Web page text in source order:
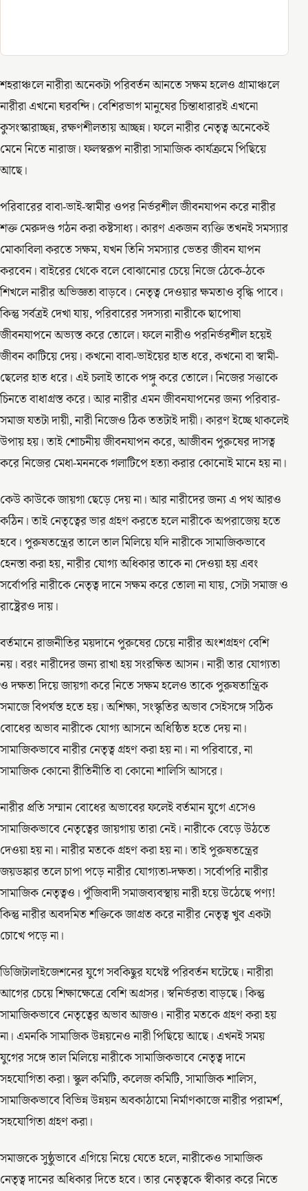
শহরাঞ্চলে নারীরা অনেকটা পরিবর্তন আনতে সক্ষম হলেও গ্রামাঞ্চলে
নারীরা এখনো ঘরবন্দি। বেশিরভাগ মানুষের চিন্তাধারারই এখনো
কুসংস্কারাচ্ছন্ন, রক্ষণশীলতায় আচ্ছন্ন। ফলে নারীর নেতৃত্ব অনেকেই
মেনে নিতে নারাজ। ফলস্বরূপ নারীরা সামাজিক কার্যক্রমে পিছিয়ে
আছে।
পরিবারের বাবা-ভাই-স্বামীর ওপর নির্ভরশীল জীবনযাপন করে নারীর
শক্ত মেরুদণ্ড গঠন করা কষ্টসাধ্য। কারণ একজন ব্যক্তি তখনই সমস্যার
মোকাবিলা করতে সক্ষম, যখন তিনি সমস্যার ভেতর জীবন যাপন
করবেন। বাইরের থেকে বলে বোঝানোর চেয়ে নিজে ঠেকে-ঠকে
শিখলে নারীর অভিজ্ঞতা বাড়বে। নেতৃত্ব দেওয়ার ক্ষমতাও বৃদ্ধি পাবে।
কিন্তু সর্বত্রই দেখা যায়, পরিবারের সদস্যরা নারীকে ছাপোষা
জীবনযাপনে অভ্যস্ত করে তোলে। ফলে নারীও পরনির্ভরশীল হয়েই
জীবন কাটিয়ে দেয়। কখনো বাবা-ভাইয়ের হাত ধরে, কখনো বা স্বামী-
ছেলের হাত ধরে। এই চলাই তাকে পঙ্গু করে তোলে। নিজের সত্তাকে
চিনতে বাধাগ্রস্ত করে। আর নারীর এমন জীবনযাপনের জন্য পরিবার-
সমাজ যতটা দায়ী, নারী নিজেও ঠিক ততটাই দায়ী। কারণ ইচ্ছে থাকলেই
উপায় হয়। তাই শোচনীয় জীবনযাপন করে, আজীবন পুরুষের দাসত্ব
করে নিজের মেধা-মননকে গলাটিপে হত্যা করার কোনোই মানে হয় না।
কেউ কাউকে জায়গা ছেড়ে দেয় না। আর নারীদের জন্য এ পথ আরও
কঠিন। তাই নেতৃত্বের ভার গ্রহণ করতে হলে নারীকে অপরাজেয় হতে
হবে। পুরুষতন্ত্রের তালে তাল মিলিয়ে যদি নারীকে সামাজিকভাবে
হেনস্তা করা হয়, নারীর যোগ্য অধিকার তাকে না দেওয়া হয় এবং
সর্বোপরি নারীকে নেতৃত্ব দানে সক্ষম করে তোলা না যায়, সেটা সমাজ ও
রাষ্ট্রেরও দায়।
বর্তমানে রাজনীতির ময়দানে পুরুষের চেয়ে নারীর অংশগ্রহণ বেশি
নয়। বরং নারীদের জন্য রাখা হয় সংরক্ষিত আসন। নারী তার যোগ্যতা
ও দক্ষতা দিয়ে জায়গা করে নিতে সক্ষম হলেও তাকে পুরুষতান্ত্রিক
সমাজে বিপর্যস্ত হতে হয়। অশিক্ষা, সংস্কৃতির অভাব সেইসঙ্গে সঠিক
বোধের অভাব নারীকে যোগ্য আসনে অধিষ্ঠিত হতে দেয় না।
সামাজিকভাবে নারীর নেতৃত্ব গ্রহণ করা হয় না। না পরিবারে, না
সামাজিক কোনো রীতিনীতি বা কোনো শালিসি আসরে।
নারীর প্রতি সম্মান বোধের অভাবের ফলেই বর্তমান যুগে এসেও
সামাজিকভাবে নেতৃত্বের জায়গায় তারা নেই। নারীকে বেড়ে উঠতে
দেওয়া হয় না। নারীর মতকে গ্রহণ করা হয় না। তাই পুরুষতন্ত্রের
জয়ডঙ্কার তলে চাপা পড়ে নারীর যোগ্যতা-দক্ষতা। সর্বোপরি নারীর
সামাজিক নেতৃত্বও। পুঁজিবাদী সমাজব্যবস্থায় নারী হয়ে উঠেছে পণ্য!
কিন্তু নারীর অবদমিত শক্তিকে জাগ্রত করে নারীর নেতৃত্ব খুব একটা
চোখে পড়ে না।
ডিজিটালাইজেশনের যুগে সবকিছুর যথেষ্ট পরিবর্তন ঘটেছে। নারীরা
আগের চেয়ে শিক্ষাক্ষেত্রে বেশি অগ্রসর। স্বনির্ভরতা বাড়ছে। কিন্তু
সামাজিকভাবে নেতৃত্বের অভাব আজও। নারীর মতকে গ্রহণ করা হয়
না। এমনকি সামাজিক উন্নয়নেও নারী পিছিয়ে আছে। এখনই সময়
যুগের সঙ্গে তাল মিলিয়ে নারীকে সামাজিকভাবে নেতৃত্ব দানে
সহযোগিতা করা। স্কুল কমিটি, কলেজ কমিটি, সামাজিক শালিস,
সামাজিকভাবে বিভিন্ন উন্নয়ন অবকাঠামো নির্মাণকাজে নারীর পরামর্শ,
সহযোগিতা গ্রহণ করা।
সমাজকে সুষ্ঠুভাবে এগিয়ে নিয়ে যেতে হলে, নারীকেও সামাজিক
নেতৃত্ব দানের অধিকার দিতে হবে। তার নেতৃত্বকে স্বীকার করে নিতে